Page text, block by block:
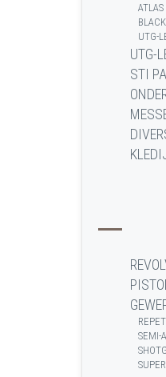
ATLAS
UTG-
UTG-
STI
SEMI-